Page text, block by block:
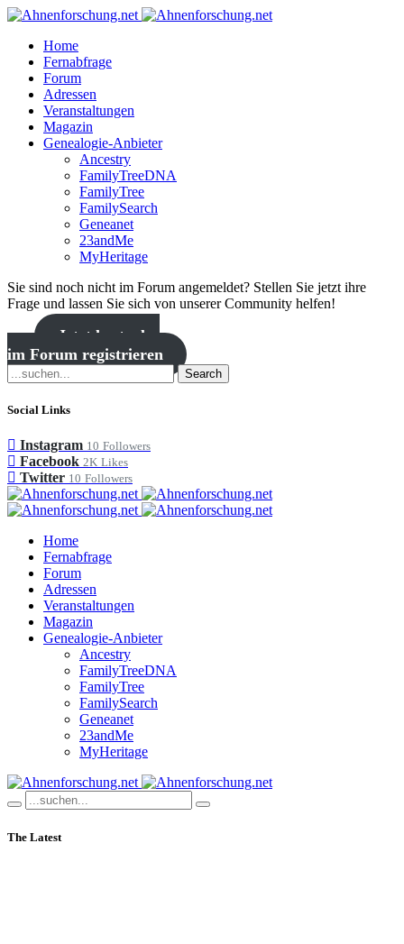
Home
Fernabfrage
Forum
Adressen
Veranstaltungen
Magazin
Genealogie-Anbieter
Ancestry
FamilyTreeDNA
FamilyTree
FamilySearch
Geneanet
23andMe
MyHeritage
Sie sind noch nicht im Forum angemeldet? Stellen Sie jetzt ihre
Frage und lassen Sie sich von unserer Community helfen!
Jetzt kostenlos
im Forum registrieren
Search
Social Links
Instagram 10 Followers
Facebook 2K Likes
Twitter 10 Followers
Home
Fernabfrage
Forum
Adressen
Veranstaltungen
Magazin
Genealogie-Anbieter
Ancestry
FamilyTreeDNA
FamilyTree
FamilySearch
Geneanet
23andMe
MyHeritage
The Latest